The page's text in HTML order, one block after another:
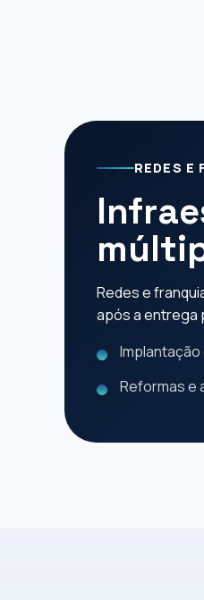
REDES E
Redes e
após a entrega
Reformas e